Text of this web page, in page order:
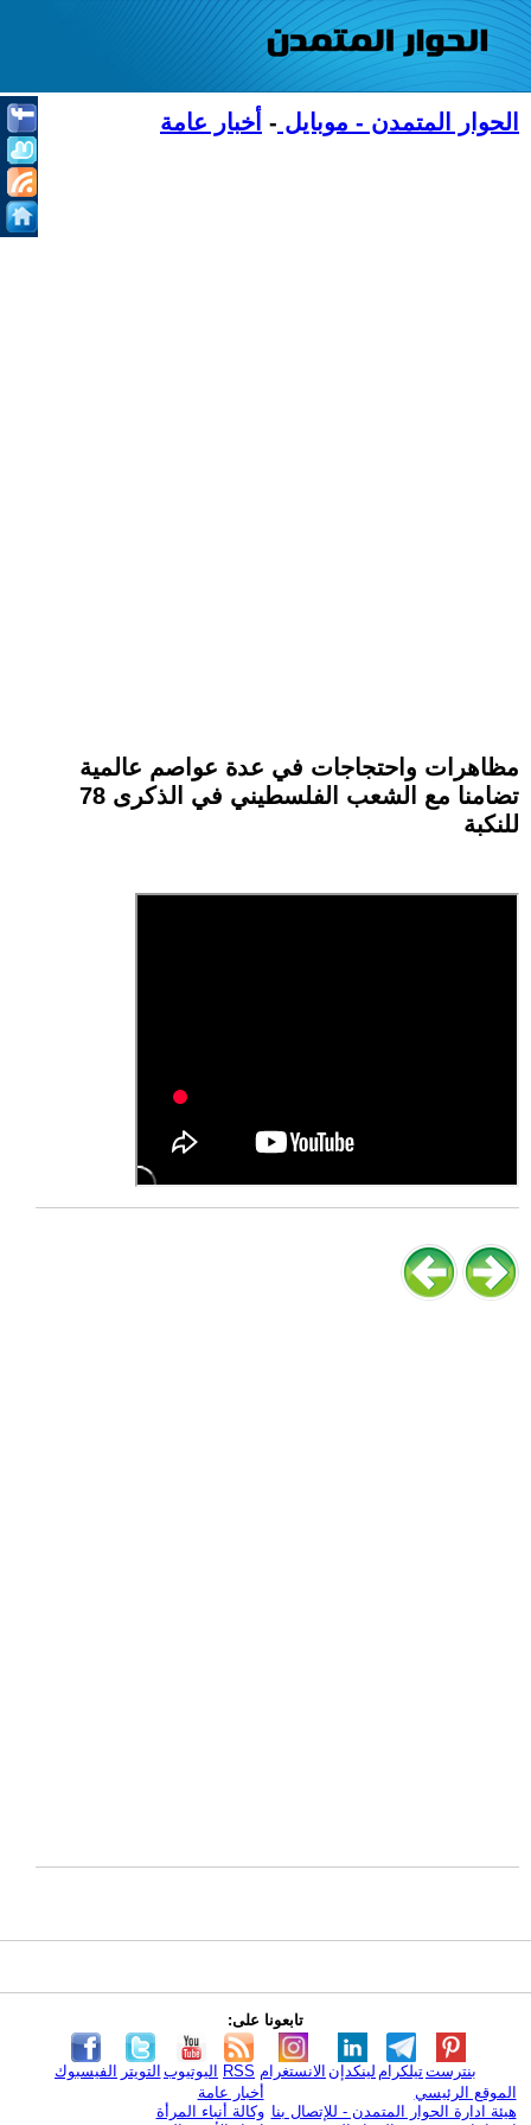
الحوار المتمدن - موبايل - أخبار عامة
مظاهرات واحتجاجات في عدة عواصم عالمية
تضامنا مع الشعب الفلسطيني في الذكرى 78
للنكبة
تابعونا على:
الفيسبوك التويتر اليوتيوب RSS الانستغرام لينكدإن تيلكرامبنترست
الموقع الرئيسي
هيئة ادارة الحوار المتمدن - للإتصال بنا
أخبار عامة
وكالة أنباء المرأة